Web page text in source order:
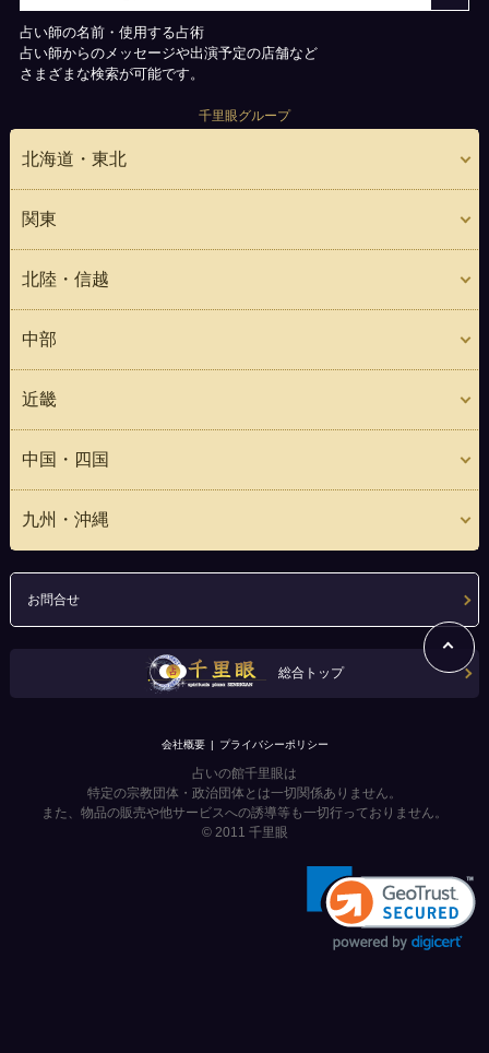
占い師の名前・使用する占術
占い師からのメッセージや出演予定の店舗など
さまざまな検索が可能です。
千里眼グループ
北海道・東北
関東
北陸・信越
中部
近畿
中国・四国
九州・沖縄
お問合せ
総合トップ
会社概要 プライバシーポリシー
占いの館千里眼は
特定の宗教団体・政治団体とは一切関係ありません。
また、物品の販売や他サービスへの誘導等も一切行っておりません。
© 2011 千里眼